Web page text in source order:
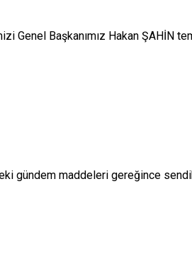
Genel Başkanımız Hakan ŞAHİN
gündem maddeleri gereğince